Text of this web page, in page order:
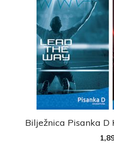
Bilježnica Pisanka D